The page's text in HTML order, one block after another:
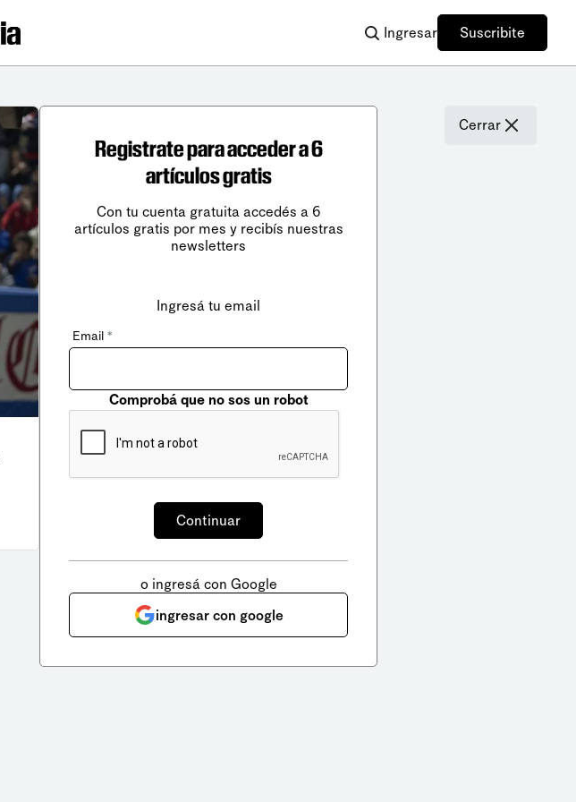
Ingresar Suscribite
Cerrar
Registrate para acceder a 6
artículos gratis
Con tu cuenta gratuita accedés a 6
artículos gratis por mes y recibís nuestras
newsletters
Ingresá tu email
Email *
Comprobá que no sos un robot
o ingresá con Google
ingresar con google